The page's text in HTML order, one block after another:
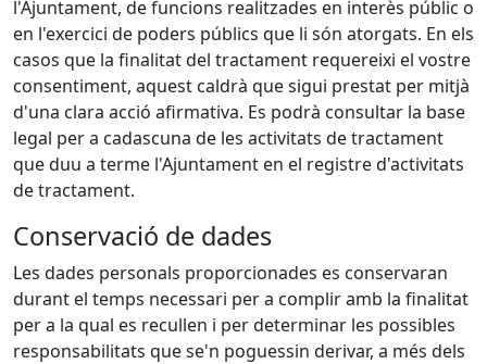
l'Ajuntament, de funcions realitzades en interès públic o
en l'exercici de poders públics que li són atorgats. En els
casos que la finalitat del tractament requereixi el vostre
consentiment, aquest caldrà que sigui prestat per mitjà
d'una clara acció afirmativa. Es podrà consultar la base
legal per a cadascuna de les activitats de tractament
que duu a terme l'Ajuntament en el registre d'activitats
de tractament.
Conservació de dades
Les dades personals proporcionades es conservaran
durant el temps necessari per a complir amb la finalitat
per a la qual es recullen i per determinar les possibles
responsabilitats que se'n poguessin derivar, a més dels